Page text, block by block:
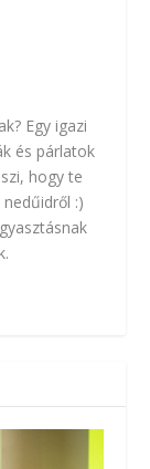
Egy igazi
és párlatok
hogy te
:)